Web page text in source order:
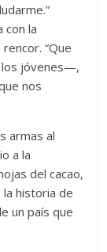
con la
“Que
los jóvenes—,
nos
armas al
a la
del cacao,
la historia de
un país que